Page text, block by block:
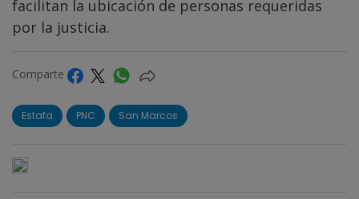
facilitan la ubicación de personas requeridas
por la justicia.
Comparte
Estafa PNC San Marcos